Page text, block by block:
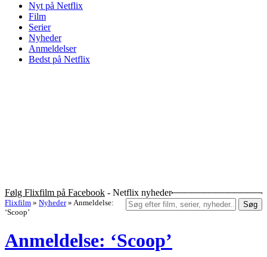
Nyt på Netflix
Film
Serier
Nyheder
Anmeldelser
Bedst på Netflix
Følg Flixfilm på Facebook - Netflix nyheder
Søg
Flixfilm » Nyheder » Anmeldelse:
‘Scoop’
Anmeldelse: ‘Scoop’